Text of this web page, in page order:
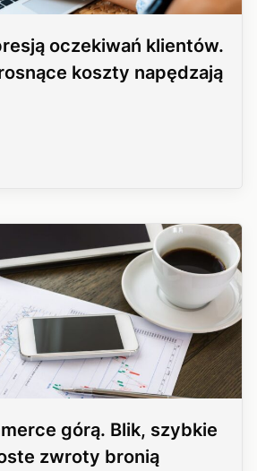
oczekiwań klientów.
koszty napędzają
górą. Blik, szybkie
zwroty bronią